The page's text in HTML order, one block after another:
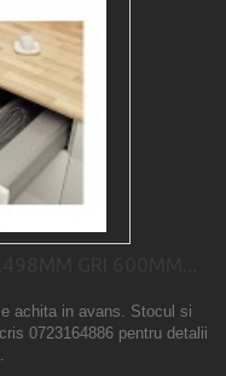
achita in avans. Stocul si
0723164886 pentru detalii